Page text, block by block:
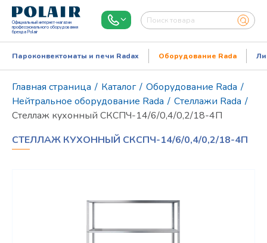
Официальный интернет-магазин
профессионального оборудования
бренда Polair
Режим работы:Пн..Пт: 9.00-18.00
Пароконвектоматы и печи Radax Оборудование Rada
Главная страница / Каталог / Оборудование Rada /
Нейтральное оборудование Rada / Стеллажи Rada /
Стеллаж кухонный СКСПЧ-14/6/0,4/0,2/18-4П
СТЕЛЛАЖ КУХОННЫЙ СКСПЧ-14/6/0,4/0,2/18-4П